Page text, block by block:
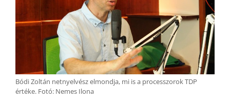
Bódi Zoltán netnyelvész elmondja, mi is a processzorok TDP
értéke. Fotó: Nemes Ilona